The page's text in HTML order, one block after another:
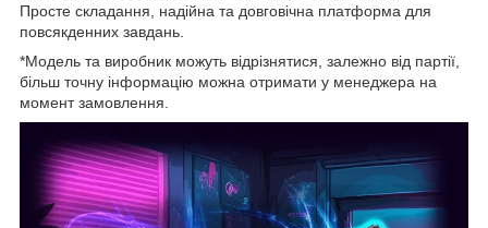
Просте складання, надійна та довговічна платформа для
повсякденних завдань.
*Модель та виробник можуть відрізнятися, залежно від партії,
більш точну інформацію можна отримати у менеджера на
момент замовлення.